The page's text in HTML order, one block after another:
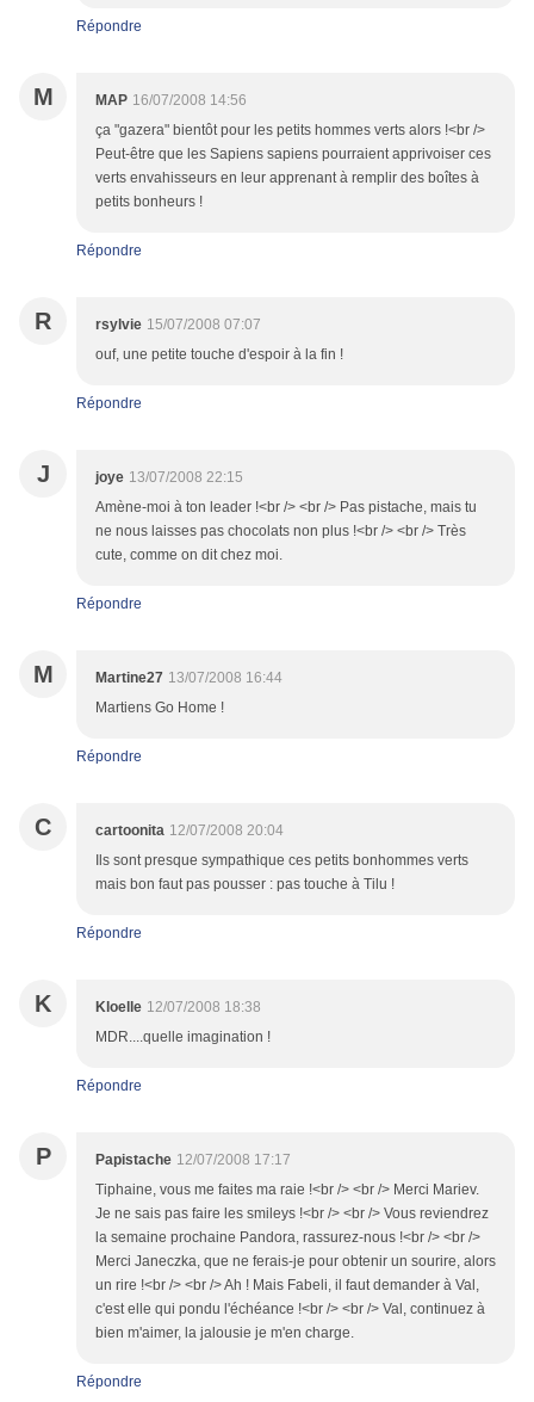
Répondre
M MAP 16/07/2008 14:56
ça "gazera" bientôt pour les petits hommes verts alors !<br />
Peut-être que les Sapiens sapiens pourraient apprivoiser ces
verts envahisseurs en leur apprenant à remplir des boîtes à
petits bonheurs !
Répondre
R rsylvie 15/07/2008 07:07
ouf, une petite touche d'espoir à la fin !
Répondre
J joye 13/07/2008 22:15
Amène-moi à ton leader !<br /> <br /> Pas pistache, mais tu
ne nous laisses pas chocolats non plus !<br /> <br /> Très
cute, comme on dit chez moi.
Répondre
M Martine27 13/07/2008 16:44
Martiens Go Home !
Répondre
C cartoonita 12/07/2008 20:04
Ils sont presque sympathique ces petits bonhommes verts
mais bon faut pas pousser : pas touche à Tilu !
Répondre
K Kloelle 12/07/2008 18:38
MDR....quelle imagination !
Répondre
P Papistache 12/07/2008 17:17
Tiphaine, vous me faites ma raie !<br /> <br /> Merci Mariev.
Je ne sais pas faire les smileys !<br /> <br /> Vous reviendrez
la semaine prochaine Pandora, rassurez-nous !<br /> <br />
Merci Janeczka, que ne ferais-je pour obtenir un sourire, alors
un rire !<br /> <br /> Ah ! Mais Fabeli, il faut demander à Val,
c'est elle qui pondu l'échéance !<br /> <br /> Val, continuez à
bien m'aimer, la jalousie je m'en charge.
Répondre